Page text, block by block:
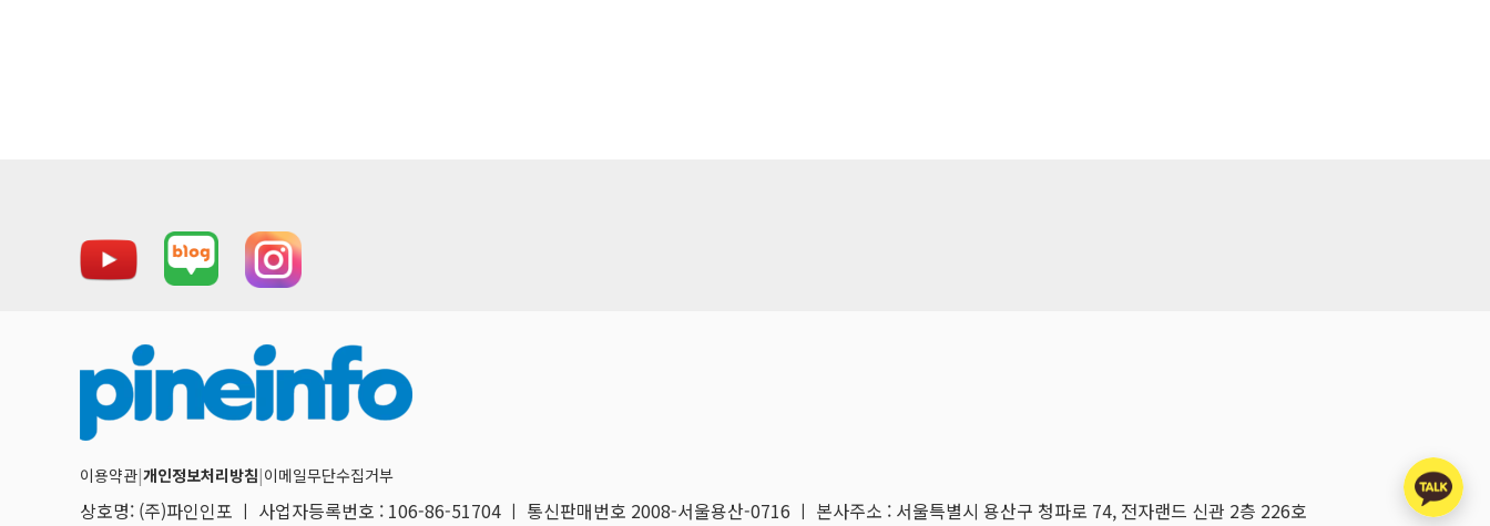
이용약관|개인정보처리방침|이메일무단수집거부
상호명: (주)파인인포 ㅣ 사업자등록번호 : 106-86-51704 ㅣ 통신판매번호 2008-서울용산-0716 ㅣ 본사주소 : 서울특별시 용산구 청파로 74, 전자랜드 신관 2층 226호